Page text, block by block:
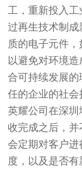
工，重新投入
过再生技术制
质的电子元件
以避免对环境
合可持续发展
任的企业的社会
英耀公司在深
收完成之后，
会定期对客户
度，以及是否